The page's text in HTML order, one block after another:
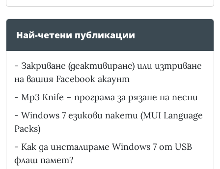
Най-четени публикации
- Закриване (деактивиране) или изтриване
на вашия Facebook акаунт
- Mp3 Knife – програма за рязане на песни
- Windows 7 езикови пакети (MUI Language
Packs)
- Как да инсталираме Windows 7 от USB
флаш памет?